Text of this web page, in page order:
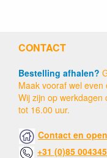
CONTACT
Bestelling afhalen?
Maak vooraf wel even
Wij zijn op werkdagen
tot 16.00 uur.
Contact en
+31 (0)85